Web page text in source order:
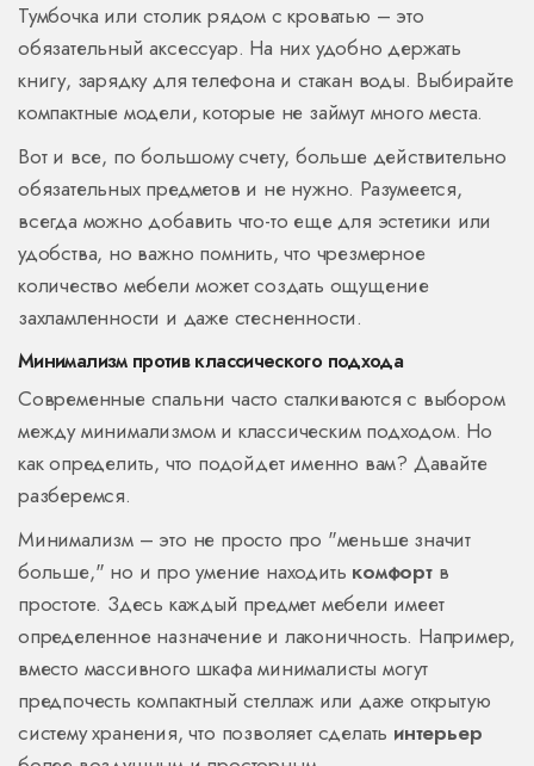
Тумбочка или столик рядом с кроватью – это
обязательный аксессуар. На них удобно держать
книгу, зарядку для телефона и стакан воды. Выбирайте
компактные модели, которые не займут много места.
Вот и все, по большому счету, больше действительно
обязательных предметов и не нужно. Разумеется,
всегда можно добавить что-то еще для эстетики или
удобства, но важно помнить, что чрезмерное
количество мебели может создать ощущение
захламленности и даже стесненности.
Минимализм против классического подхода
Современные спальни часто сталкиваются с выбором
между минимализмом и классическим подходом. Но
как определить, что подойдет именно вам? Давайте
разберемся.
Минимализм – это не просто про "меньше значит
больше," но и про умение находить комфортв
простоте. Здесь каждый предмет мебели имеет
определенное назначение и лаконичность. Например,
вместо массивного шкафа минималисты могут
предпочесть компактный стеллаж или даже открытую
систему хранения, что позволяет сделать интерьер